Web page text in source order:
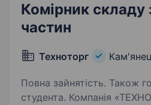
Комірник складу
частин
Техноторг
Повна зайнятість. Також
студента. Компанія «ТЕХНОТОРГ» — компанія